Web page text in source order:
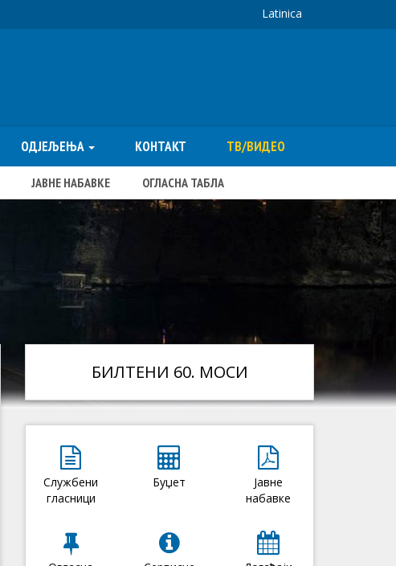
Latinica
ОДЈЕЉЕЊА КОНТАКТ ТВ/ВИДЕО
ЈАВНЕ НАБАВКЕ ОГЛАСНА ТАБЛА
БИЛТЕНИ 60. МОСИ
Службени
гласници
Буџет
Јавне
набавке